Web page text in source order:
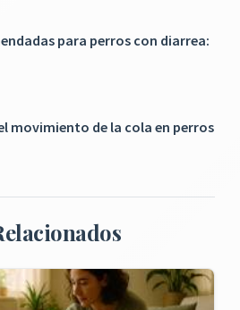
para perros con diarrea:
movimiento de la cola en perros